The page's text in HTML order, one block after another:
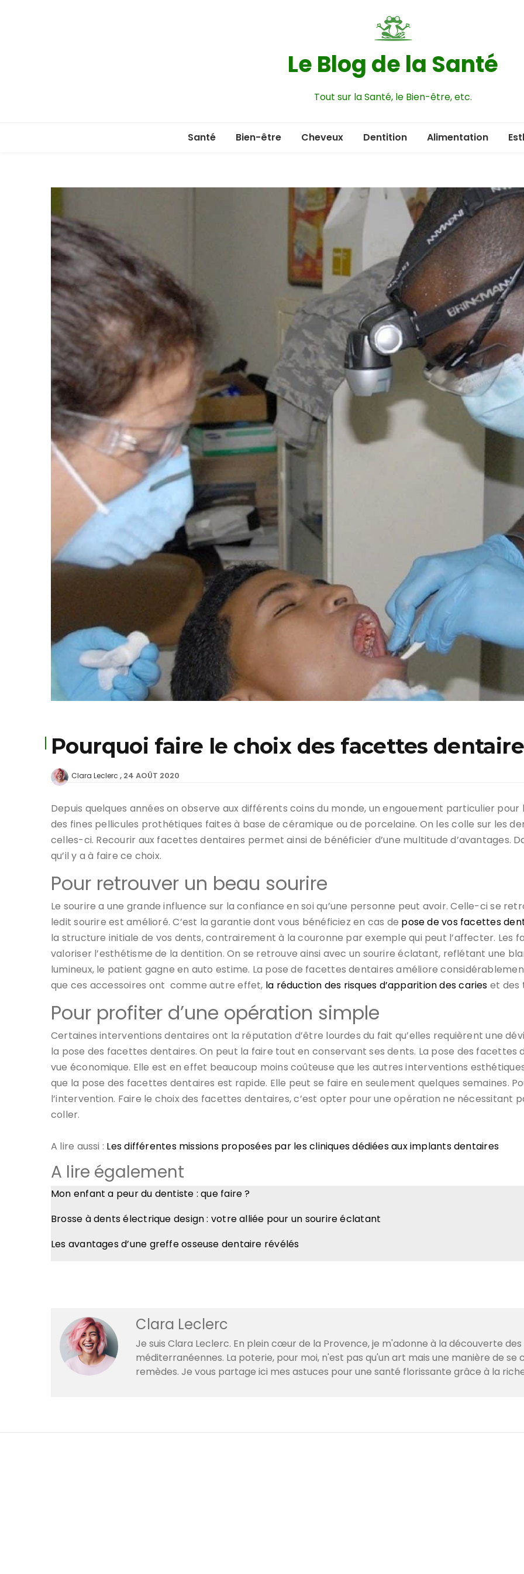
Le Blog de la Santé
Tout sur la Santé, le Bien-être, etc.
Santé Bien-être Cheveux Dentition Alimentation
Pourquoi faire le choix des facettes
Clara Leclerc 24 AOÛT 2020
Depuis quelques années on observe aux différents coins du monde, un engouement particulier
des fines pellicules prothétiques faites à base de céramique ou de porcelaine. On les colle sur les
celles-ci. Recourir aux facettes dentaires permet ainsi de bénéficier d’une multitude d’avantages.
qu’il y a à faire ce choix.
Pour retrouver un beau sourire
Le sourire a une grande influence sur la confiance en soi qu’une personne peut avoir. Celle-ci se
ledit sourire est amélioré. C’est la garantie dont vous bénéficiez en cas de pose de vos facettes
la structure initiale de vos dents, contrairement à la couronne par exemple qui peut l’affecter. Les
valoriser l’esthétisme de la dentition. On se retrouve ainsi avec un sourire éclatant, reflétant une
lumineux, le patient gagne en auto estime. La pose de facettes dentaires améliore
que ces accessoires ont comme autre effet, la réduction des risques d’apparition des caries et des
Pour profiter d’une opération simple
Certaines interventions dentaires ont la réputation d’être lourdes du fait qu’elles requièrent une
la pose des facettes dentaires. On peut la faire tout en conservant ses dents. La pose des facettes
vue économique. Elle est en effet beaucoup moins coûteuse que les autres interventions
que la pose des facettes dentaires est rapide. Elle peut se faire en seulement quelques semaines.
l’intervention. Faire le choix des facettes dentaires, c’est opter pour une opération ne nécessitant
coller.
A lire aussi : Les différentes missions proposées par les cliniques dédiées aux implants dentaires
A lire également
Mon enfant a peur du dentiste : que faire ?
Brosse à dents électrique design : votre alliée pour un sourire éclatant
Les avantages d’une greffe osseuse dentaire révélés
Clara Leclerc
Je suis Clara Leclerc. En plein cœur de la Provence, je m'adonne à la découverte
méditerranéennes. La poterie, pour moi, n'est pas qu'un art mais une manière de
remèdes. Je vous partage ici mes astuces pour une santé florissante grâce à la